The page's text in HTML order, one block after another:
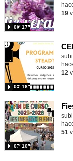
00′ 17″
19
03′ 16″
12
07′ 10″
51